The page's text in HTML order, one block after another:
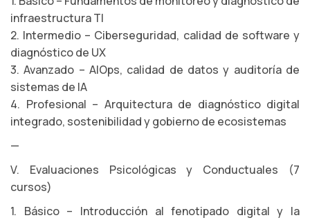
infraestructura TI
2. Intermedio – Ciberseguridad, calidad de software y
diagnóstico de UX
3. Avanzado – AIOps, calidad de datos y auditoría de
sistemas de IA
4. Profesional – Arquitectura de diagnóstico digital
integrado, sostenibilidad y gobierno de ecosistemas
—
V. Evaluaciones Psicológicas y Conductuales (7
cursos)
1. Básico – Introducción al fenotipado digital y la